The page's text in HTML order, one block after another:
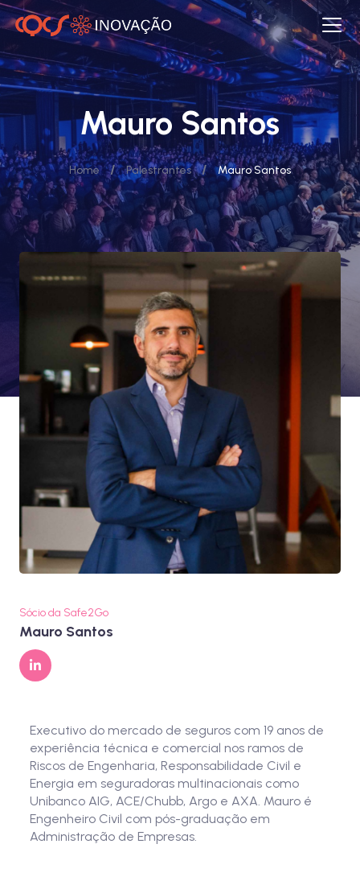
Mauro Santos
Home / Palestrantes / Mauro Santos
Sócio da Safe2Go
Mauro Santos
Executivo do mercado de seguros com 19 anos de
experiência técnica e comercial nos ramos de
Riscos de Engenharia, Responsabilidade Civil e
Energia em seguradoras multinacionais como
Unibanco AIG, ACE/Chubb, Argo e AXA. Mauro é
Engenheiro Civil com pós-graduação em
Administração de Empresas.